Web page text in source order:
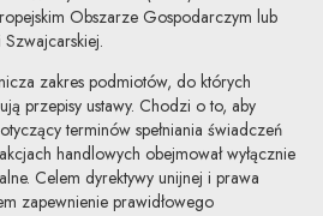
Obszarze Gospodarczym lub
zakres podmiotów, do których
przepisy ustawy. Chodzi o to, aby
terminów spełniania świadczeń
handlowych obejmował wyłącznie
Celem dyrektywy unijnej i prawa
zapewnienie prawidłowego